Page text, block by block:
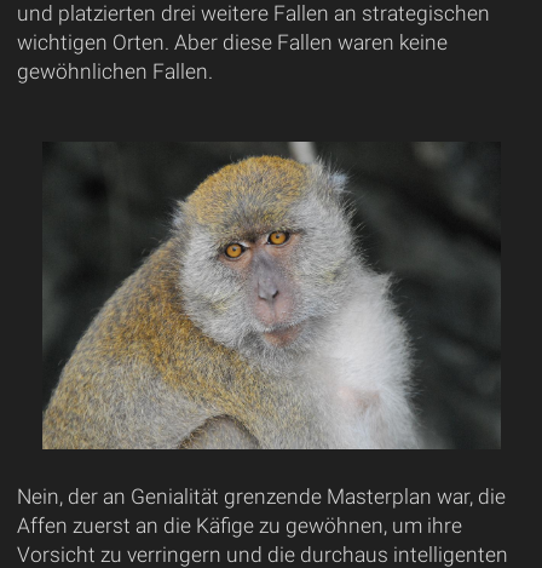
und platzierten drei weitere Fallen an strategischen
wichtigen Orten. Aber diese Fallen waren keine
gewöhnlichen Fallen.
Nein, der an Genialität grenzende Masterplan war, die
Affen zuerst an die Käfige zu gewöhnen, um ihre
Vorsicht zu verringern und die durchaus intelligenten